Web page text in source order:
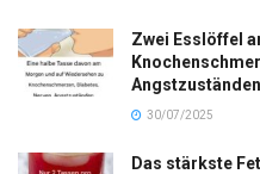
Zwei Esslöffel
30/07/2025
Das stärkste